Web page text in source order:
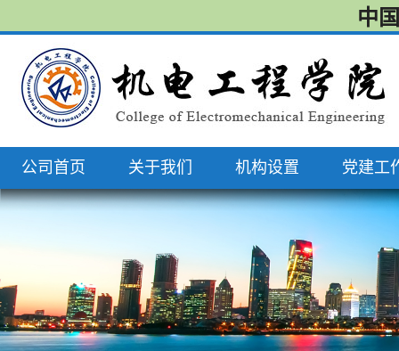
中
公司首页 关于我们 机构设置 党建工